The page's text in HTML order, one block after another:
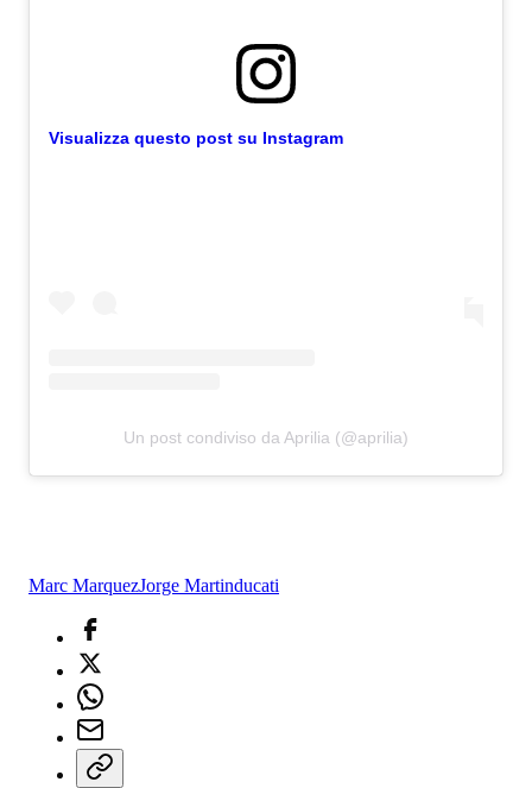
Visualizza questo post su Instagram
Un post condiviso da Aprilia (@aprilia)
Marc MarquezJorge Martinducati